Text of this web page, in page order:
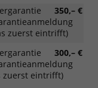
350,– €
zuerst eintrifft)
300,– €
zuerst eintrifft)